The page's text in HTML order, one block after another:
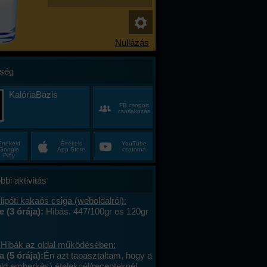
KalóriaBázis
FB csoport
csatlakozás
Play
Értékeld
App Store
YouTube
csatorna
aktivitás
kakaós csiga (weboldalról):
(3 órája): Hibás. 447/100gr es 120gr
az oldal működésében:
(5 órája):Én azt tapasztaltam, hogy a